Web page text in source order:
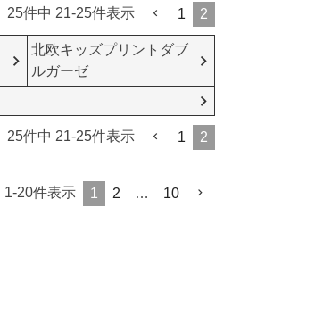
25件中 21-25件表示 1 2
北欧キッズプリントダブ
ルガーゼ
25件中 21-25件表示 1 2
1-20件表示 1 2 … 10